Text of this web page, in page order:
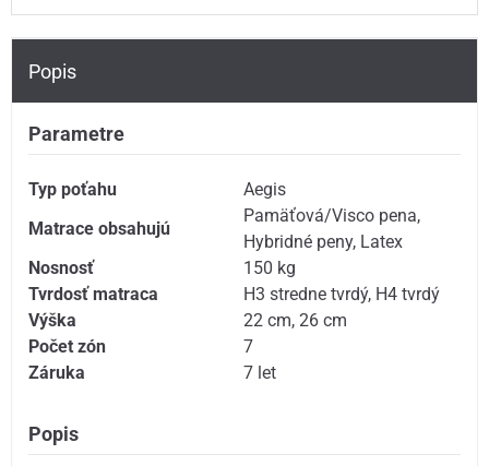
Popis
Parametre
Typ poťahu
Aegis
Matrace obsahujú
Pamäťová/Visco pena,
Hybridné peny, Latex
Nosnosť
150 kg
Tvrdosť matraca
H3 stredne tvrdý, H4 tvrdý
Výška
22 cm,26 cm
Počet zón
7
Záruka
7 let
Popis